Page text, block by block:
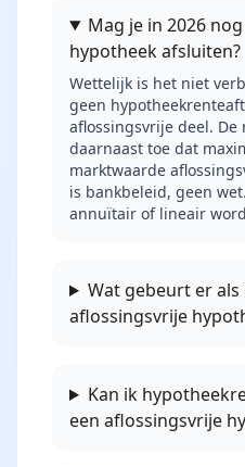
Mag je in 2026
hypotheek afsluiten?
Wettelijk is het niet
geen
aflossingsvrije deel. De
daarnaast toe dat
marktwaarde
is bankbeleid, geen
annuïtair of lineair
Wat gebeurt er
aflossingsvrije
Kan ik
een aflossingsvrije